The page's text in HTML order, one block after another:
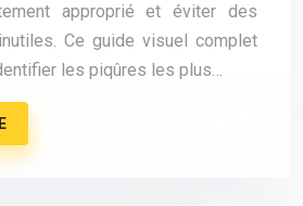
approprié et éviter des
Ce guide visuel complet
les piqûres les plus…